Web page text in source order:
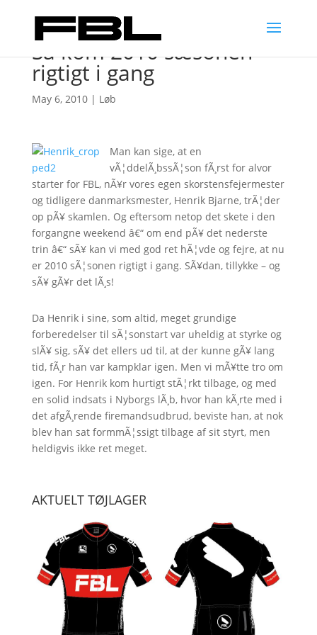
Så kom 2010 sæsonen
rigtigt i gang
May 6, 2010| Løb
Man kan sige, at en
vÃ¦ddelÃ¸bssÃ¦son fÃ¸rst for alvor
starter for FBL, nÃ¥r vores egen skorstensfejermester
og tidligere danmarksmester, Henrik Bjarne, trÃ¦der
op pÃ¥ skamlen. Og eftersom netop det skete i den
forgangne weekend â€“ om end pÃ¥ det nederste
trin â€“ sÃ¥ kan vi med god ret hÃ¦vde og fejre, at nu
er 2010 sÃ¦sonen rigtigt i gang. SÃ¥dan, tillykke – og
sÃ¥ gÃ¥r det lÃ¸s!
Da Henrik i sine, som altid, meget grundige
forberedelser til sÃ¦sonstart var uheldig at styrke og
slÃ¥ sig, sÃ¥ det ellers ud til, at der kunne gÃ¥ lang
tid, fÃ¸r han var kampklar igen. Men vi mÃ¥tte tro om
igen. For Henrik kom hurtigt stÃ¦rkt tilbage, og med
en solid indsats i Nyborgs lÃ¸b, hvor han kÃ¸rte med i
det afgÃ¸rende firemandsudbrud, beviste han, at nok
blev han sat formmÃ¦ssigt tilbage af sit styrt, men
heldigvis ikke ret meget.
AKTUELT TØJLAGER